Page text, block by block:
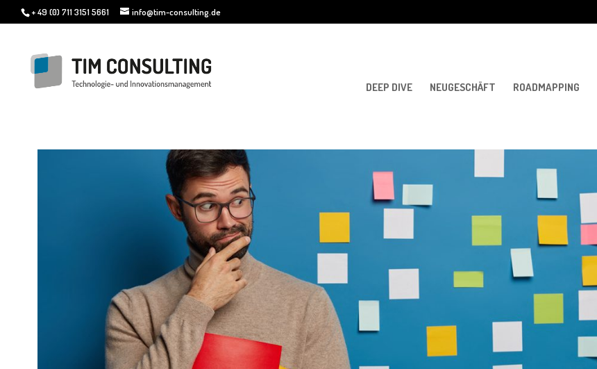
+ 49 (0) 711 3151 5661 info@tim-consulting.de
DEEP DIVE NEUGESCHÄFT ROADMAPPING